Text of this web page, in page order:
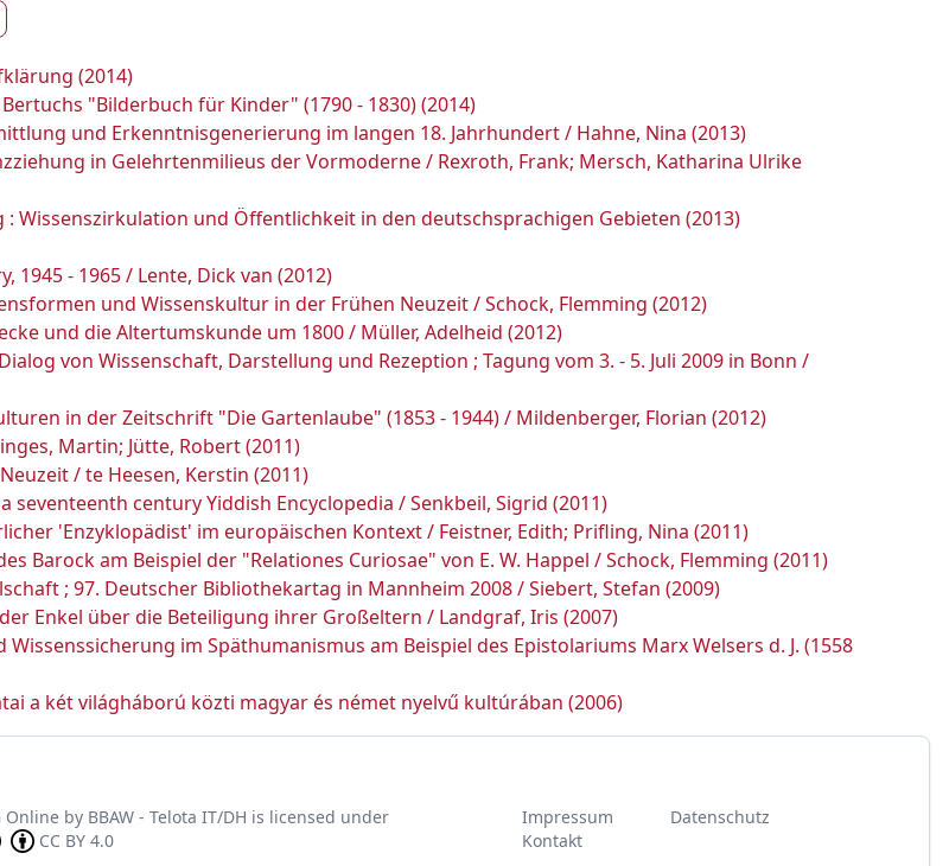
(2014)
"Bilderbuch für Kinder" (1790 - 1830) (2014)
und Erkenntnisgenerierung im langen 18. Jahrhundert / Hahne, Nina (2013)
in Gelehrtenmilieus der Vormoderne / Rexroth, Frank; Mersch, Katharina Ulrike
und Öffentlichkeit in den deutschsprachigen Gebieten (2013)
- 1965 / Lente, Dick van (2012)
und Wissenskultur in der Frühen Neuzeit / Schock, Flemming (2012)
und die Altertumskunde um 1800 / Müller, Adelheid (2012)
von Wissenschaft, Darstellung und Rezeption ; Tagung vom 3. - 5. Juli 2009 in Bonn /
in der Zeitschrift "Die Gartenlaube" (1853 - 1944) / Mildenberger, Florian (2012)
Martin; Jütte, Robert (2011)
/ te Heesen, Kerstin (2011)
seventeenth century Yiddish Encyclopedia / Senkbeil, Sigrid (2011)
'Enzyklopädist' im europäischen Kontext / Feistner, Edith; Prifling, Nina (2011)
Barock am Beispiel der "Relationes Curiosae" von E. W. Happel / Schock, Flemming (2011)
; 97. Deutscher Bibliothekartag in Mannheim 2008 / Siebert, Stefan (2009)
Enkel über die Beteiligung ihrer Großeltern / Landgraf, Iris (2007)
im Späthumanismus am Beispiel des Epistolariums Marx Welsers d. J. (1558
a két világháború közti magyar és német nyelvű kultúrában (2006)
Onlineby BBAW - Telota IT/DH is licensed under
CC BY 4.0
Impressum
Datenschutz
Kontakt